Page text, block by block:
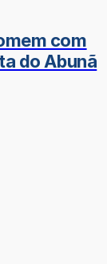
com
do Abunã